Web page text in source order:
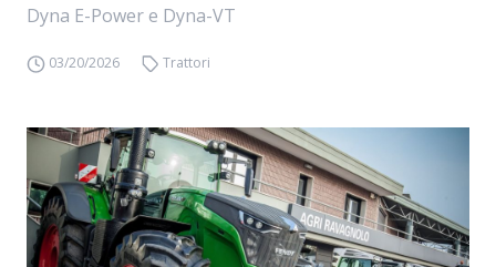
Dyna E-Power e Dyna-VT
03/20/2026 Trattori